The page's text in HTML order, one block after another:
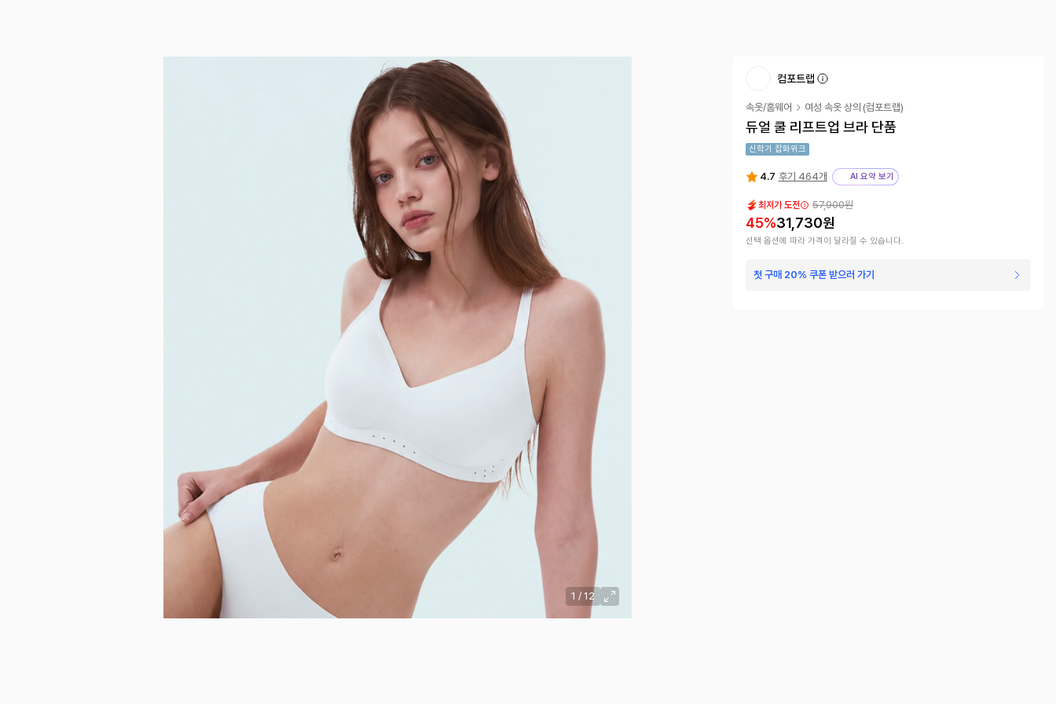
1 /12
컴포트랩
속옷/홈웨어 여성 속옷 상의 (컴포트랩)
듀얼 쿨 리프트업 브라 단품
신학기 잡화위크
4.7 후기 464개 AI 요약 보기
최저가 도전 57,900원
45%31,730원
선택 옵션에 따라 가격이 달라질 수 있습니다.
첫 구매 20% 쿠폰 받으러 가기